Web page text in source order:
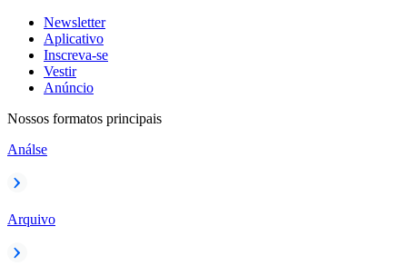
Newsletter
Aplicativo
Inscreva-se
Vestir
Anúncio
Nossos formatos principais
Análse
Arquivo